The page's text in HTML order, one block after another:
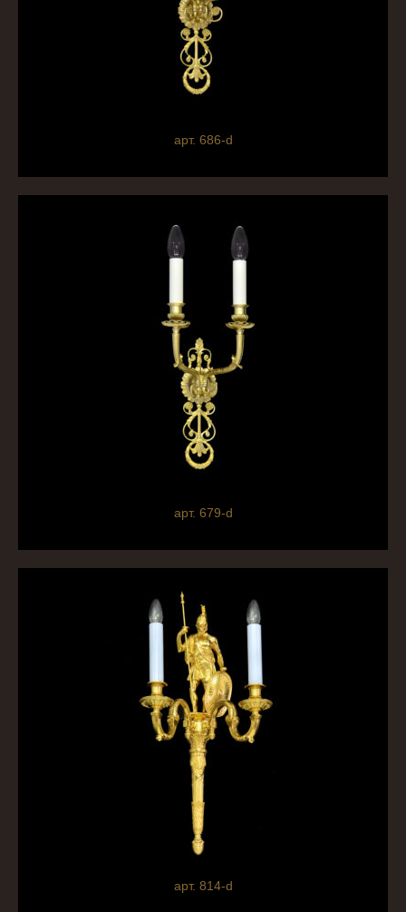
арт. 686-d
арт. 679-d
арт. 814-d